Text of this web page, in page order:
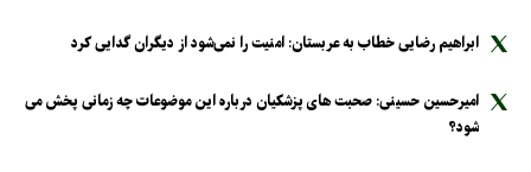
ابراهیم رضایی خطاب به عربستان: امنیت را نمی‌شود از دیگران گدایی کرد
امیرحسین حسینی: صحبت های پزشکیان درباره این موضوعات چه زمانی پخش می
شود؟